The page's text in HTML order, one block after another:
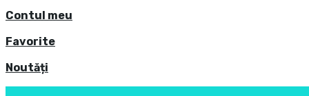
Contul meu
Favorite
Noutăți